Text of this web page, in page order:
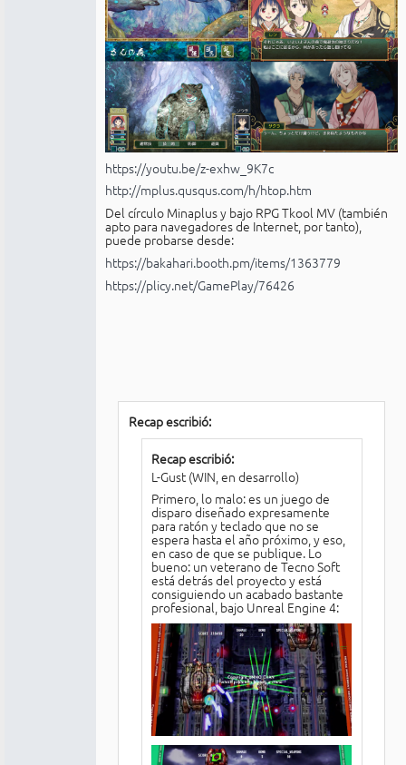
https://youtu.be/z-exhw_9K7c
http://mplus.qusqus.com/h/htop.htm
Del círculo Minaplus y bajo RPG Tkool MV (también
apto para navegadores de Internet, por tanto),
puede probarse desde:
https://bakahari.booth.pm/items/1363779
https://plicy.net/GamePlay/76426
Recap escribió:
Recap escribió:
L-Gust (WIN, en desarrollo)
Primero, lo malo: es un juego de
disparo diseñado expresamente
para ratón y teclado que no se
espera hasta el año próximo, y eso,
en caso de que se publique. Lo
bueno: un veterano de Tecno Soft
está detrás del proyecto y está
consiguiendo un acabado bastante
profesional, bajo Unreal Engine 4: